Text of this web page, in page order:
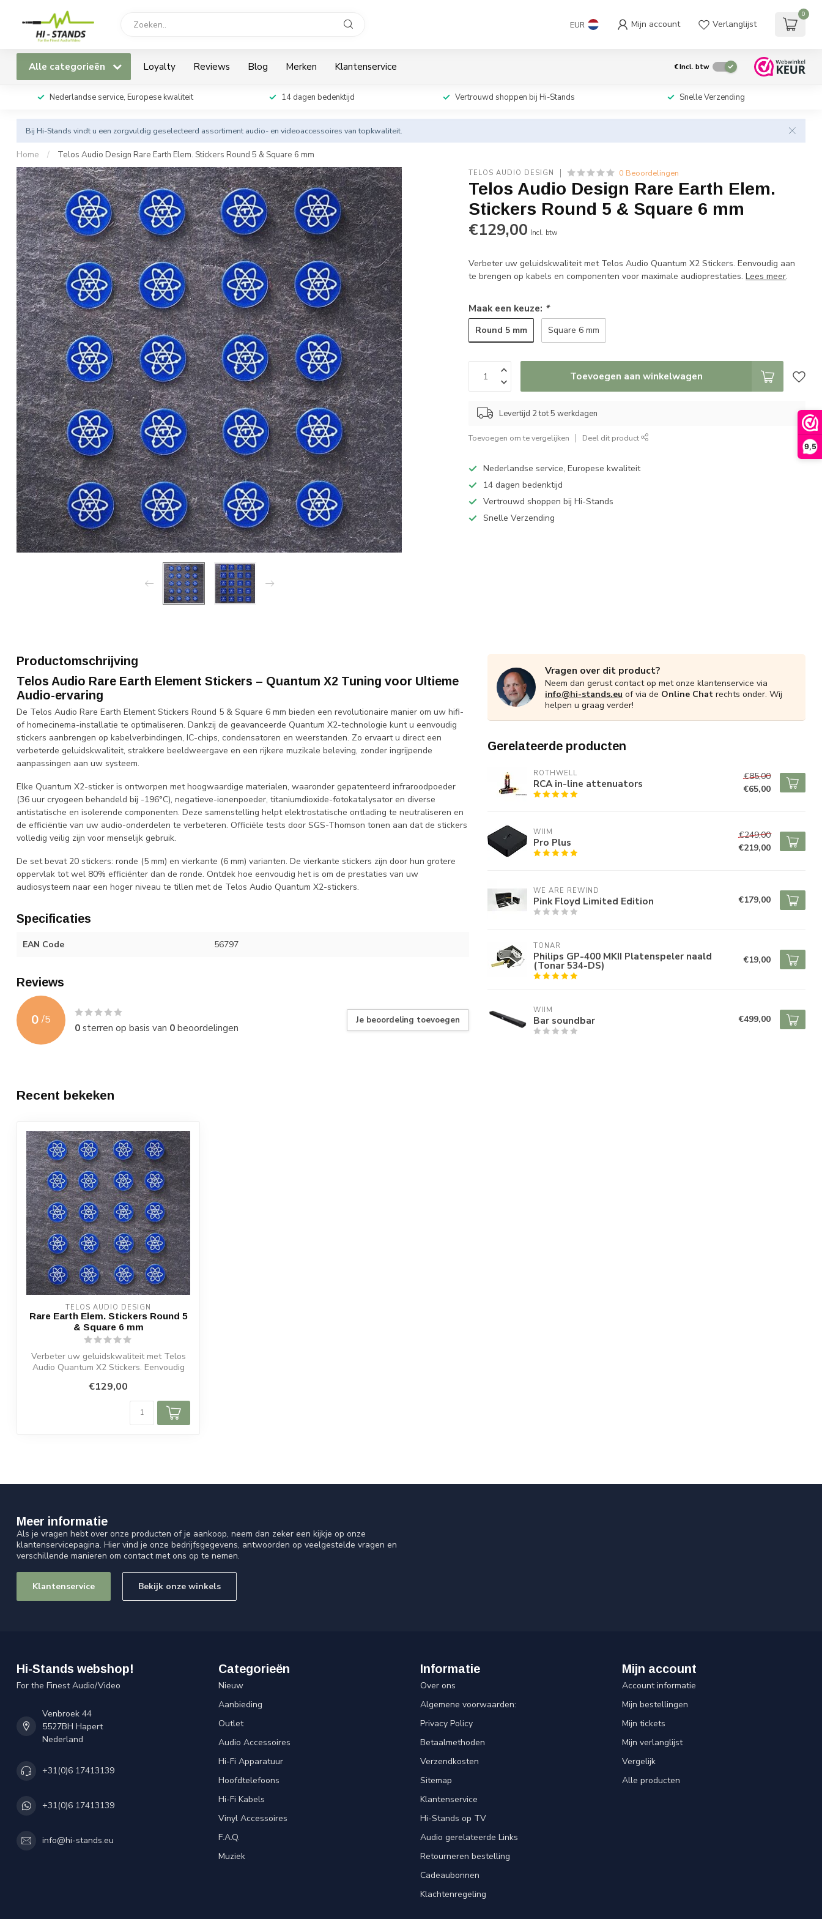
9,5
EUR Mijn account Verlanglijst
0
Alle categorieën Loyalty Reviews Blog Merken Klantenservice €Incl. btw
Nederlandse service, Europese kwaliteit 14 dagen bedenktijd Vertrouwd shoppen bij Hi-Stands Snelle Verzending
Bij Hi-Stands vindt u een zorgvuldig geselecteerd assortiment audio- en videoaccessoires van topkwaliteit.
Home / Telos Audio Design Rare Earth Elem. Stickers Round 5 & Square 6 mm
TELOS AUDIO DESIGN 0 Beoordelingen
Telos Audio Design Rare Earth Elem.
Stickers Round 5 & Square 6 mm
€129,00 Incl. btw
Verbeter uw geluidskwaliteit met Telos Audio Quantum X2 Stickers. Eenvoudig aan
te brengen op kabels en componenten voor maximale audioprestaties.Lees meer.
Maak een keuze: *
Round 5 mm Square 6 mm
Toevoegen aan winkelwagen
Levertijd 2 tot 5 werkdagen
Toevoegen om te vergelijken Deel dit product
Nederlandse service, Europese kwaliteit
14 dagen bedenktijd
Vertrouwd shoppen bij Hi-Stands
Snelle Verzending
Productomschrijving
Telos Audio Rare Earth Element Stickers – Quantum X2 Tuning voor Ultieme
Audio-ervaring
De Telos Audio Rare Earth Element Stickers Round 5 & Square 6 mm bieden een revolutionaire manier om uw hifi-
of homecinema-installatie te optimaliseren. Dankzij de geavanceerde Quantum X2-technologie kunt u eenvoudig
stickers aanbrengen op kabelverbindingen, IC-chips, condensatoren en weerstanden. Zo ervaart u direct een
verbeterde geluidskwaliteit, strakkere beeldweergave en een rijkere muzikale beleving, zonder ingrijpende
aanpassingen aan uw systeem.
Elke Quantum X2-sticker is ontworpen met hoogwaardige materialen, waaronder gepatenteerd infraroodpoeder
(36 uur cryogeen behandeld bij -196°C), negatieve-ionenpoeder, titaniumdioxide-fotokatalysator en diverse
antistatische en isolerende componenten. Deze samenstelling helpt elektrostatische ontlading te neutraliseren en
de efficiëntie van uw audio-onderdelen te verbeteren. Officiële tests door SGS-Thomson tonen aan dat de stickers
volledig veilig zijn voor menselijk gebruik.
De set bevat 20 stickers: ronde (5 mm) en vierkante (6 mm) varianten. De vierkante stickers zijn door hun grotere
oppervlak tot wel 80% efficiënter dan de ronde. Ontdek hoe eenvoudig het is om de prestaties van uw
audiosysteem naar een hoger niveau te tillen met de Telos Audio Quantum X2-stickers.
Specificaties
EAN Code 56797
Reviews
0 /5
0sterren op basis van 0beoordelingen
Je beoordeling toevoegen
Vragen over dit product?
Neem dan gerust contact op met onze klantenservice via
info@hi-stands.eu of via de Online Chat rechts onder. Wij
helpen u graag verder!
Gerelateerde producten
ROTHWELL
RCA in-line attenuators
€85,00
€65,00
WIIM
Pro Plus
€249,00
€219,00
WE ARE REWIND
Pink Floyd Limited Edition €179,00
TONAR
Philips GP-400 MKII Platenspeler naald
(Tonar 534-DS) €19,00
WIIM
Bar soundbar €499,00
Recent bekeken
TELOS AUDIO DESIGN
Rare Earth Elem. Stickers Round 5
& Square 6 mm
Verbeter uw geluidskwaliteit met Telos
Audio Quantum X2 Stickers. Eenvoudig
€129,00
Meer informatie
Als je vragen hebt over onze producten of je aankoop, neem dan zeker een kijkje op onze
klantenservicepagina. Hier vind je onze bedrijfsgegevens, antwoorden op veelgestelde vragen en
verschillende manieren om contact met ons op te nemen.
Klantenservice Bekijk onze winkels
Hi-Stands webshop!
For the Finest Audio/Video
Venbroek 44
5527BH Hapert
Nederland
+31(0)6 17413139
+31(0)6 17413139
info@hi-stands.eu
Categorieën
Nieuw
Aanbieding
Outlet
Audio Accessoires
Hi-Fi Apparatuur
Hoofdtelefoons
Hi-Fi Kabels
Vinyl Accessoires
F.A.Q.
Muziek
Informatie
Over ons
Algemene voorwaarden:
Privacy Policy
Betaalmethoden
Verzendkosten
Sitemap
Klantenservice
Hi-Stands op TV
Audio gerelateerde Links
Retourneren bestelling
Cadeaubonnen
Klachtenregeling
Mijn account
Account informatie
Mijn bestellingen
Mijn tickets
Mijn verlanglijst
Vergelijk
Alle producten